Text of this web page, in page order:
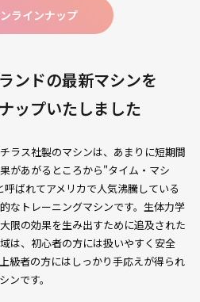
ラインナップ
ンドの最新マシンを
ップいたしました
ラス社製のマシンは、あまりに短期間
があがるところから"タイム・マシ
呼ばれてアメリカで人気沸騰している
なトレーニングマシンです。生体力学
限の効果を生み出すために追及された
は、初心者の方には扱いやすく安全
級者の方にはしっかり手応えが得られ
ンです。